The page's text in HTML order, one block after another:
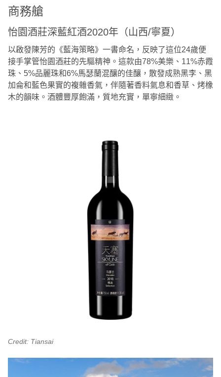
商務艙
怡園酒莊深藍紅酒2020年（山西/寧夏）
以啟發陳芳的《藍海策略》一書命名，反映了這位24歲便
接手掌管怡園酒莊的先驅精神。這款由78%美樂、11%赤霞
珠、5%品麗珠和6%馬瑟蘭混釀的佳釀，散發成熟黑李、黑
加侖和藍色果實的複雜香氣，伴隨著香料氣息和香草、烤橡
木的韻味。酒體豐厚飽滿，質地充實，單寧細緻。
Credit: Tiansai